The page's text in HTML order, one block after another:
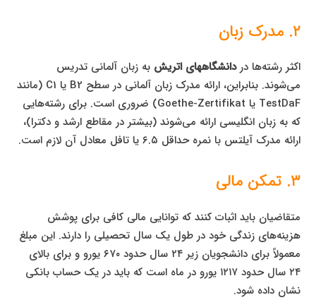
۲. مدرک زبان
اکثر رشته‌ها دردانشگاههای اتریش به زبان آلمانی تدریس
می‌شوند. بنابراین، ارائه مدرک زبان آلمانی در سطح B2 یا C1 (مانند
TestDaF یا Goethe-Zertifikat) ضروری است. برای رشته‌هایی
که به زبان انگلیسی ارائه می‌شوند (بیشتر در مقاطع ارشد و دکترا)،
ارائه مدرک آیلتس با نمره حداقل ۶.۵ یا تافل معادل آن لازم است.
۳. تمکن مالی
متقاضیان باید اثبات کنند که توانایی مالی کافی برای پوشش
هزینه‌های زندگی خود در طول یک سال تحصیلی را دارند. این مبلغ
معمولاً برای دانشجویان زیر ۲۴ سال حدود ۶۷۰ یورو و برای بالای
۲۴ سال حدود ۱۲۱۷ یورو در ماه است که باید در یک حساب بانکی
نشان داده شود.